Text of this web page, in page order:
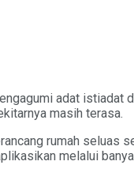
adat
masih terasa.
rumah seluas
melalui